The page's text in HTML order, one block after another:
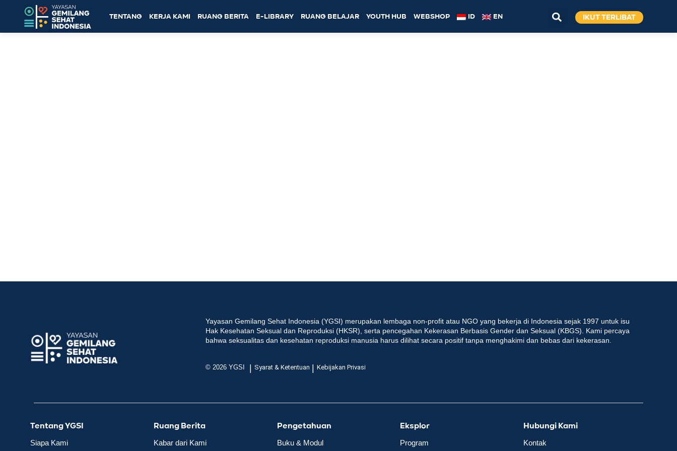
TENTANG KERJA KAMI RUANG BERITA E-LIBRARY RUANG BELAJAR YOUTH HUB WEBSHOP ID EN IKUT TERLIBAT
Yayasan Gemilang Sehat Indonesia (YGSI) merupakan lembaga non-profit atau NGO yang bekerja di Indonesia sejak 1997 untuk isu
Hak Kesehatan Seksual dan Reproduksi (HKSR), serta pencegahan Kekerasan Berbasis Gender dan Seksual (KBGS). Kami percaya
bahwa seksualitas dan kesehatan reproduksi manusia harus dilihat secara positif tanpa menghakimi dan bebas dari kekerasan.
© 2026 YGSI |Syarat & Ketentuan |Kebijakan Privasi
Tentang YGSI
Siapa Kami
Ruang Berita
Kabar dari Kami
Pengetahuan
Buku & Modul
Eksplor
Program
Hubungi Kami
Kontak